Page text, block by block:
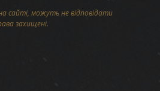
сайті, можуть не відповідати
захищені.